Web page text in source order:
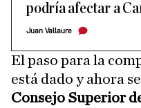
podría afectar a
Juan Vallaure
El paso para la
está dado y ahora
Consejo Superior